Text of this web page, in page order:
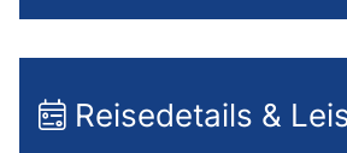
Reisedetails &